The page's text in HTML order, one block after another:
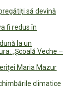
să devină
fi redus în
la un
„Școală Veche –
Maria Mazur
climatice